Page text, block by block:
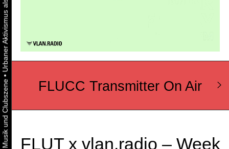
•
FLUCC Transmitter On Air
FLUT x vlan.radio – Week